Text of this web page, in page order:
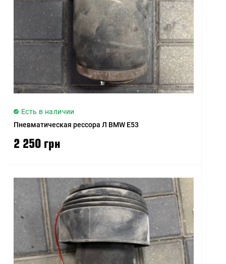
Есть в наличии
Пневматическая рессора Л BMW E53
2 250 грн